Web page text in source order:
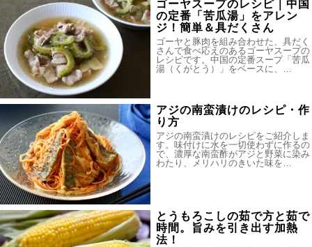
ゴーヤスープのレシピ｜中国
の定番「苦瓜湯」をアレン
ジ！簡単＆具だくさん
ゴーヤと豚肉を組み合わせた、具だく
さんで食べ応えのあるゴーヤスープの
レシピです。中国の定番スープ「苦瓜
湯（くがとう）」をベースに、…
アジの南蛮漬けのレシピ・作
り方
アジの南蛮漬けのレシピをご紹介しま
す。味付けに水を一切使わずに作るの
で、濃厚な南蛮酢がアジと野菜に染み
わたり、メリハリのきいた味を…
とうもろこしの茹で方と茹で
時間。旨みを引き出す加熱
法！